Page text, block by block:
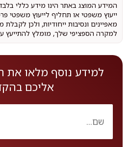
המידע המוצג באתר הינו מידע כללי
ייעוץ משפטי או תחליף לייעוץ משפטי
מאפיינים ונסיבות ייחודיות, ולכן
למקרה הספציפי שלך, מומלץ להתייעץ
למידע נוסף מלאו את
אליכם